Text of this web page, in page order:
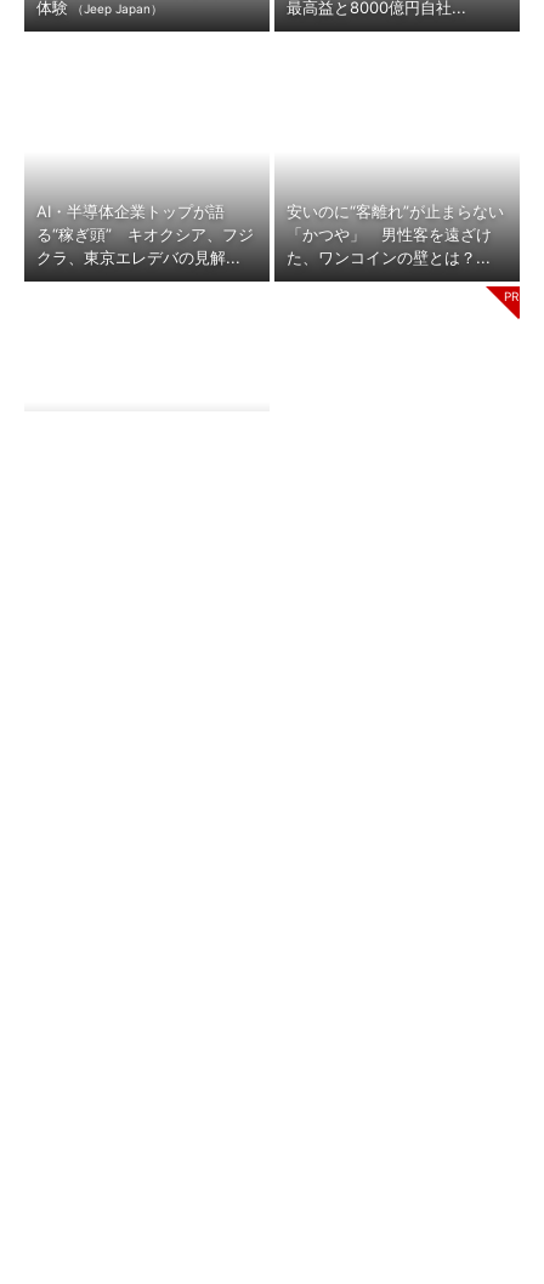
体験
（Jeep Japan）
最高益と8000億円自社...
AI・半導体企業トップが語
る“稼ぎ頭” キオクシア、フジ
クラ、東京エレデバの見解...
安いのに“客離れ”が止まらない
「かつや」 男性客を遠ざけ
た、ワンコインの壁とは？...